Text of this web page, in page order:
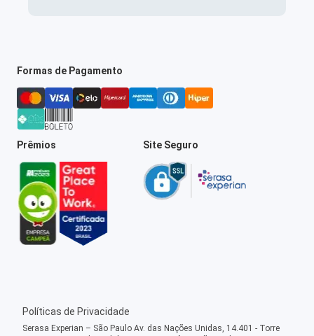
Formas de Pagamento
Prêmios Site Seguro
Políticas de Privacidade
Serasa Experian – São Paulo Av. das Nações Unidas, 14.401 - Torre